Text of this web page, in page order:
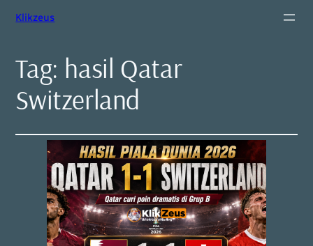
Klikzeus
Tag: hasil Qatar
Switzerland